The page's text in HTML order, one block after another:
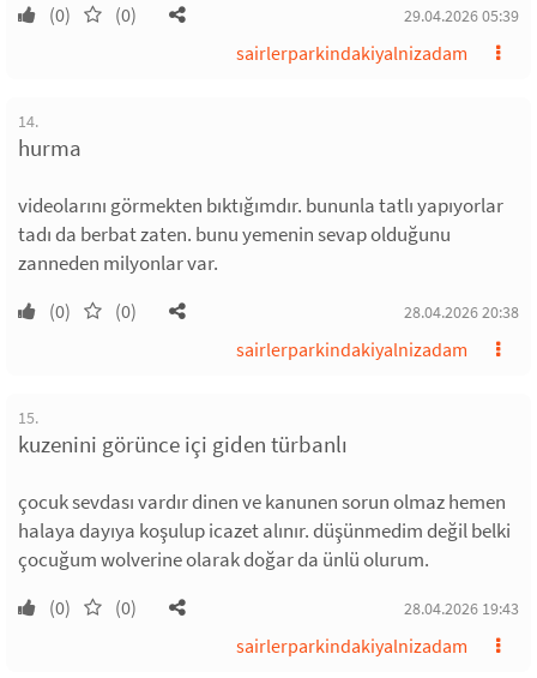
(0) (0) 29.04.2026 05:39
sairlerparkindakiyalnizadam
14.
hurma
videolarını görmekten bıktığımdır. bununla tatlı yapıyorlar
tadı da berbat zaten. bunu yemenin sevap olduğunu
zanneden milyonlar var.
(0) (0) 28.04.2026 20:38
sairlerparkindakiyalnizadam
15.
kuzenini görünce içi giden türbanlı
çocuk sevdası vardır dinen ve kanunen sorun olmaz hemen
halaya dayıya koşulup icazet alınır. düşünmedim değil belki
çocuğum wolverine olarak doğar da ünlü olurum.
(0) (0) 28.04.2026 19:43
sairlerparkindakiyalnizadam